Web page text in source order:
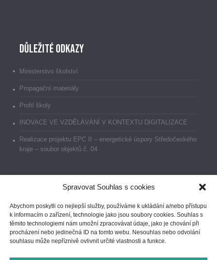
Spravovat Souhlas s cookies
Abychom poskytli co nejlepší služby, používáme k ukládání a/nebo přístupu
k informacím o zařízení, technologie jako jsou soubory cookies. Souhlas s
těmito technologiemi nám umožní zpracovávat údaje, jako je chování při
procházení nebo jedinečná ID na tomto webu. Nesouhlas nebo odvolání
souhlasu může nepříznivě ovlivnit určité vlastnosti a funkce.
Důležité odkazy
Ministerstvo školství
Propagační materiály
Profil školy
INOVACE VE VZDĚLÁVÁNÍ V KONTEXTU DIGITALIZACE
Realizace projektu EPC II – energetické úspory Středočeského
kraje – soubor objektů č. 04
Prohlášení o přístupnosti
GDPR